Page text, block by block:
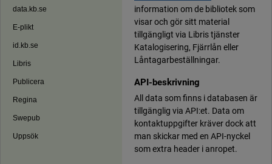
data.kb.se
E-plikt
id.kb.se
Libris
Publicera
Regina
Swepub
Uppsök
information om de bibliotek som
visar och gör sitt material
tillgängligt via Libris tjänster
Katalogisering, Fjärrlån eller
Låntagarbeställningar.
API-beskrivning
All data som finns i databasen är
tillgänglig via API:et. Data om
kontaktuppgifter kräver dock att
man skickar med en API-nyckel
som extra header i anropet.